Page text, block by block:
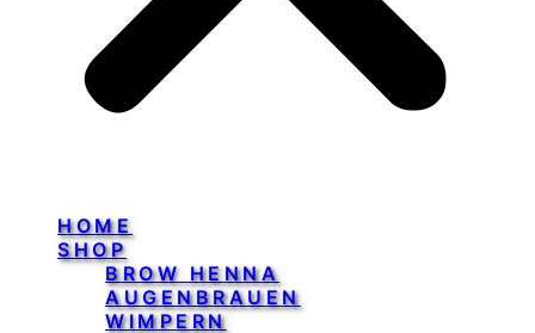
HOME
SHOP
BROW HENNA
AUGENBRAUEN
WIMPERN